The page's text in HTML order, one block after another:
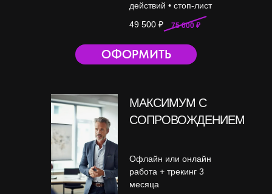
МАКСИМУМ С
СОПРОВОЖДЕНИЕМ
Офлайн или онлайн
работа + трекинг 3
месяца
действий • стоп-лист
49 500 ₽ 75 000 ₽
ОФОРМИТЬ